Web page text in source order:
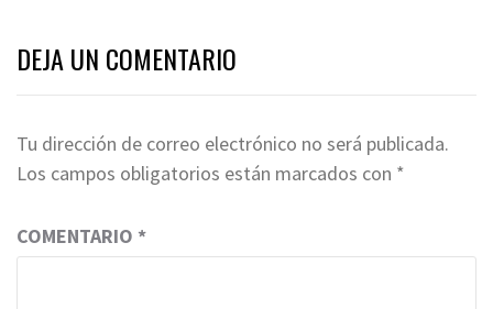
DEJA UN COMENTARIO
Tu dirección de correo electrónico no será publicada.
Los campos obligatorios están marcados con *
COMENTARIO *